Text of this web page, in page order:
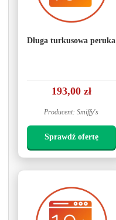
Długa turkusowa peruka
193,00 zł
Producent: Smiffy's
Sprawdź ofertę